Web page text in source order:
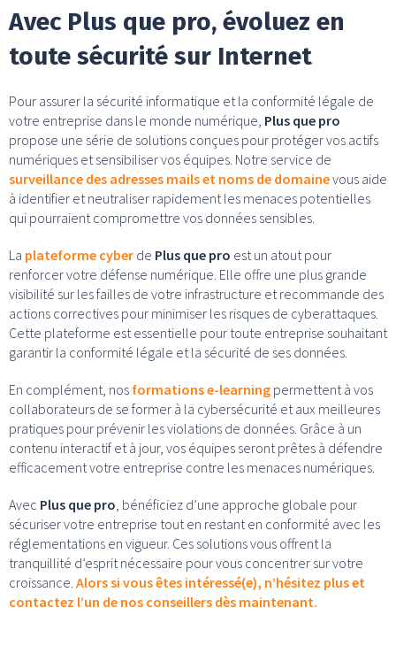
Avec Plus que pro, évoluez en
toute sécurité sur Internet
Pour assurer la sécurité informatique et la conformité légale de
votre entreprise dans le monde numérique, Plus que pro
propose une série de solutions conçues pour protéger vos actifs
numériques et sensibiliser vos équipes. Notre service de
surveillance des adresses mails et noms de domainevous aide
à identifier et neutraliser rapidement les menaces potentielles
qui pourraient compromettre vos données sensibles.
La plateforme cyber de Plus que pro est un atout pour
renforcer votre défense numérique. Elle offre une plus grande
visibilité sur les failles de votre infrastructure et recommande des
actions correctives pour minimiser les risques de cyberattaques.
Cette plateforme est essentielle pour toute entreprise souhaitant
garantir la conformité légale et la sécurité de ses données.
En complément, nos formations e-learning permettent à vos
collaborateurs de se former à la cybersécurité et aux meilleures
pratiques pour prévenir les violations de données. Grâce à un
contenu interactif et à jour, vos équipes seront prêtes à défendre
efficacement votre entreprise contre les menaces numériques.
Avec Plus que pro , bénéficiez d’une approche globale pour
sécuriser votre entreprise tout en restant en conformité avec les
réglementations en vigueur. Ces solutions vous offrent la
tranquillité d’esprit nécessaire pour vous concentrer sur votre
croissance. Alors si vous êtes intéressé(e), n’hésitez plus et
contactez l’un de nos conseillers dès maintenant.